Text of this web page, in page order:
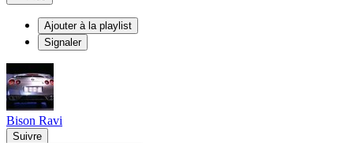
Ajouter à la playlist
Signaler
Bison Ravi
Suivre